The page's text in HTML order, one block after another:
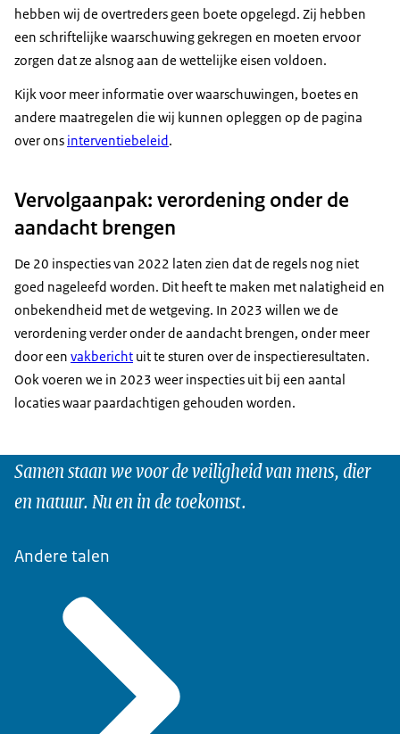
hebben wij de overtreders geen boete opgelegd. Zij hebben
een schriftelijke waarschuwing gekregen en moeten ervoor
zorgen dat ze alsnog aan de wettelijke eisen voldoen.
Kijk voor meer informatie over waarschuwingen, boetes en
andere maatregelen die wij kunnen opleggen op de pagina
over ons interventiebeleid.
Vervolgaanpak: verordening onder de
aandacht brengen
De 20 inspecties van 2022 laten zien dat de regels nog niet
goed nageleefd worden. Dit heeft te maken met nalatigheid en
onbekendheid met de wetgeving. In 2023 willen we de
verordening verder onder de aandacht brengen, onder meer
door een vakbericht uit te sturen over de inspectieresultaten.
Ook voeren we in 2023 weer inspecties uit bij een aantal
locaties waar paardachtigen gehouden worden.
Samen staan we voor de veiligheid van mens, dier
en natuur. Nu en in de toekomst.
Andere talen